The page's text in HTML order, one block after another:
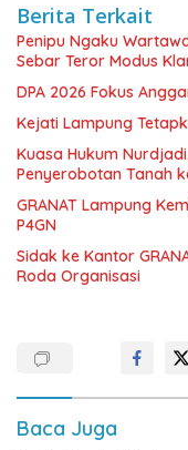
Berita Terkait
Penipu Ngaku
Sebar Teror Modus
DPA 2026 Fokus
Kejati Lampung
Kuasa Hukum
Penyerobotan Tanah
GRANAT Lampung
P4GN
‎Sidak ke Kantor
Roda Organisasi
Baca Juga